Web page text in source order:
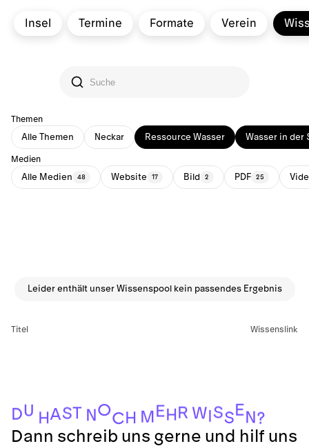
Insel Termine Formate Verein
Themen
Alle Themen Neckar Ressource Wasser Wasser in der
Medien
Alle Medien 48 Website 17 Bild 2 PDF 25
Leider enthält unser Wissenspool kein passendes Ergebnis
Titel Wissenslink
DU HAST NOC H M E H R W SS EN?
Dann schreib uns gerne und hilf uns